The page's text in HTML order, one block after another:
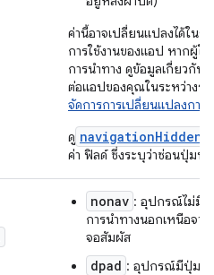
ค่านี้อาจเปลี่ยนแปลงได้ในร
การใช้งานของแอป หากผู้ใ
การนำทาง ดูข้อมูลเกี่ยวกับ
ต่อแอปของคุณในระหว่างรั
จัดการการเปลี่ยนแปลงการ
ดู navigationHidden
ค่า ฟิลด์ ซึ่งระบุว่าซ่อนปุ่มนำ
nonav : อุปกรณ์ไม่มี
การนำทางนอกเหนือจา
จอสัมผัส
dpad : อุปกรณ์มีปุ่มบั